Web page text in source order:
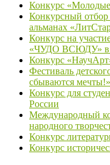
Конкурс «Молодые
Конкурсный отбор
альманах
Конкурс на
«ЧУДО ВСЮДУ» в
Конкурс
Фестиваль
сбываются мечты!»
Конкурс для
России
Международный
народного
Конкурс
Конкурс